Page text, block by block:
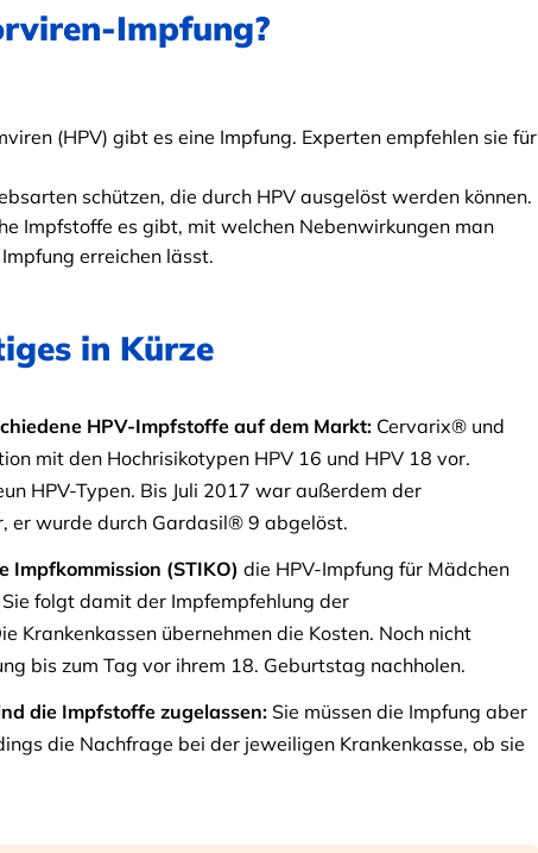
Impfung?
(HPV) gibt es eine Impfung. Experten empfehlen sie für
schützen, die durch HPV ausgelöst werden können.
Impfstoffe es gibt, mit welchen Nebenwirkungen man
erreichen lässt.
in Kürze
HPV-Impfstoffe auf dem Markt: Cervarix® und
mit den Hochrisikotypen HPV 16 und HPV 18 vor.
HPV-Typen. Bis Juli 2017 war außerdem der
wurde durch Gardasil® 9 abgelöst.
Impfkommission (STIKO) die HPV-Impfung für Mädchen
folgt damit der Impfempfehlung der
Krankenkassen übernehmen die Kosten. Noch nicht
bis zum Tag vor ihrem 18. Geburtstag nachholen.
die Impfstoffe zugelassen: Sie müssen die Impfung aber
die Nachfrage bei der jeweiligen Krankenkasse, ob sie